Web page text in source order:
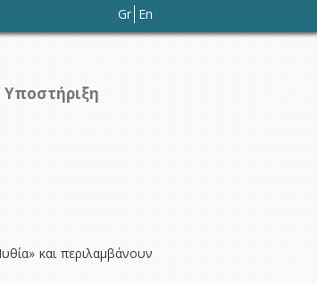
Gr En
Υποστήριξη
και περιλαμβάνουν